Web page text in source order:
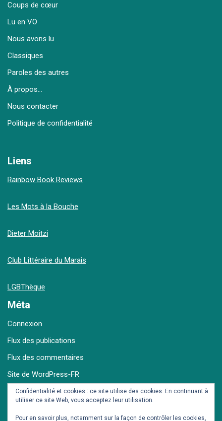
Coups de cœur
Lu en VO
Nous avons lu
Classiques
Paroles des autres
À propos…
Nous contacter
Politique de confidentialité
Liens
Rainbow Book Reviews
Les Mots à la Bouche
Dieter Moitzi
Club Littéraire du Marais
LGBThèque
Méta
Connexion
Flux des publications
Flux des commentaires
Site de WordPress-FR
Confidentialité et cookies : ce site utilise des cookies. En continuant à
utiliser ce site Web, vous acceptez leur utilisation.
Pour en savoir plus, notamment sur la façon de contrôler les cookies,